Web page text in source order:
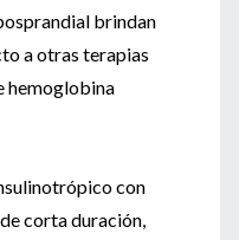
brindan
a otras terapias
hemoglobina
con
corta duración,